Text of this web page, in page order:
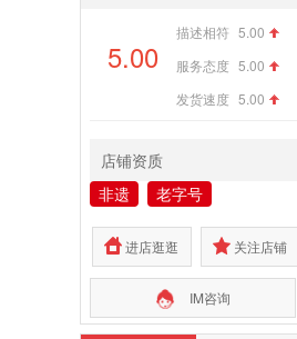
5.00
描述相符 5.00
服务态度 5.00
发货速度 5.00
店铺资质
非遗
老字号
进店逛逛 关注店铺
IM咨询